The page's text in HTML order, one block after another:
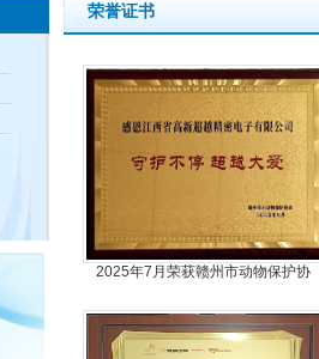
荣誉证书
2025年7月荣获赣州市动物保护协